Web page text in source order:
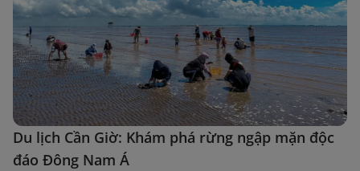
Du lịch Cần Giờ: Khám phá rừng ngập mặn độc
đáo Đông Nam Á